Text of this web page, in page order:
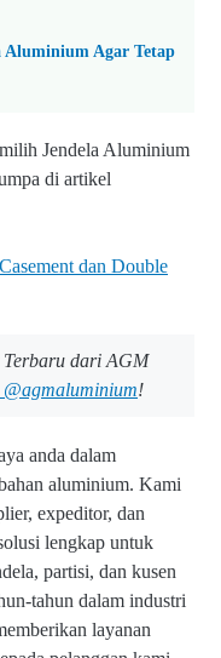
Aluminium Agar Tetap
Jendela Aluminium
di artikel
dan Double
dari AGM
@agmaluminium!
anda dalam
aluminium. Kami
expeditor, dan
lengkap untuk
partisi, dan kusen
tahun dalam industri
layanan